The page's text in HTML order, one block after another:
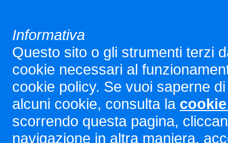
Informativa
Questo sito o gli strumenti terzi
cookie necessari al
cookie policy. Se vuoi saperne
alcuni cookie, consulta la
scorrendo questa pagina,
navigazione in altra maniera,